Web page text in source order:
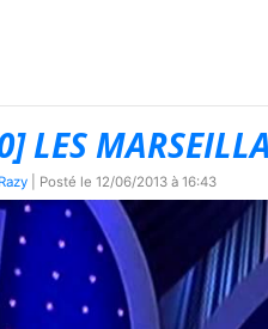
LES
| Posté le 12/06/2013 à 16:43